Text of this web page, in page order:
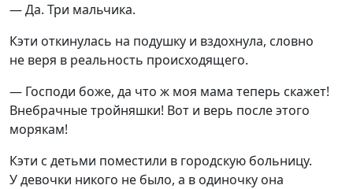
— Да. Три мальчика.
Кэти откинулась на подушку и вздохнула, словно
не веря в реальность происходящего.
— Господи боже, да что ж моя мама теперь скажет!
Внебрачные тройняшки! Вот и верь после этого
морякам!
Кэти с детьми поместили в городскую больницу.
У девочки никого не было, а в одиночку она